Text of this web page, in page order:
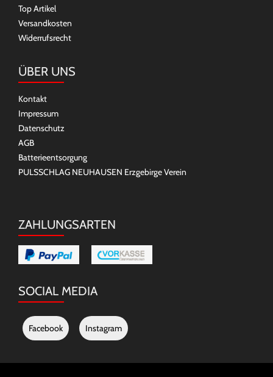
Top Artikel
Versandkosten
Widerrufsrecht
ÜBER UNS
Kontakt
Impressum
Datenschutz
AGB
Batterieentsorgung
PULSSCHLAG NEUHAUSEN Erzgebirge Verein
ZAHLUNGSARTEN
SOCIAL MEDIA
Facebook Instagram